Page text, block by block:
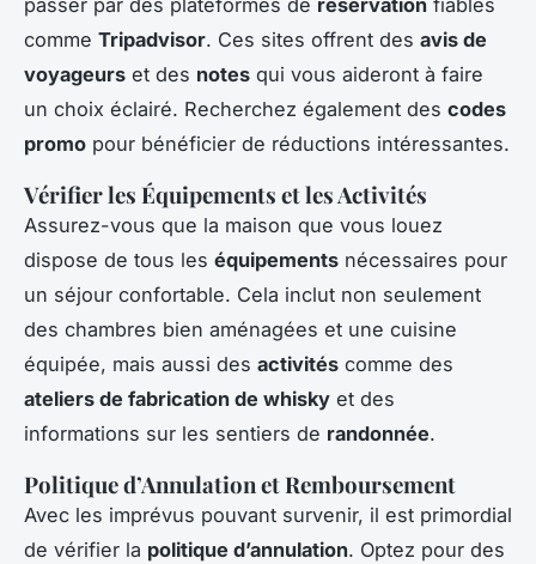
passer par des plateformes de réservation fiables
comme Tripadvisor. Ces sites offrent des avis de
voyageurs et des notes qui vous aideront à faire
un choix éclairé. Recherchez également des codes
promo pour bénéficier de réductions intéressantes.
Vérifier les Équipements et les Activités
Assurez-vous que la maison que vous louez
dispose de tous les équipements nécessaires pour
un séjour confortable. Cela inclut non seulement
des chambres bien aménagées et une cuisine
équipée, mais aussi des activités comme des
ateliers de fabrication de whisky et des
informations sur les sentiers de randonnée.
Politique d’Annulation et Remboursement
Avec les imprévus pouvant survenir, il est primordial
de vérifier la politique d’annulation. Optez pour des